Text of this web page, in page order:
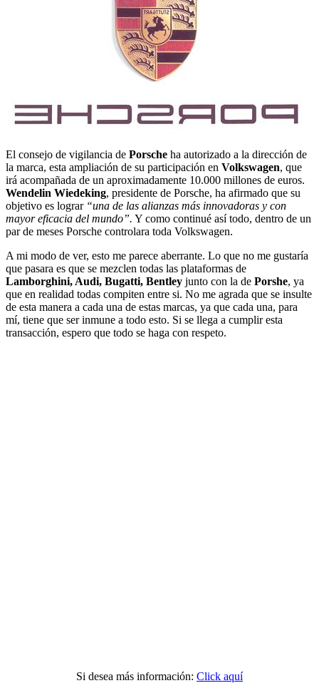
El consejo de vigilancia de Porsche ha autorizado a la dirección de
la marca, esta ampliación de su participación en Volkswagen, que
irá acompañada de un aproximadamente 10.000 millones de euros.
Wendelin Wiedeking, presidente de Porsche, ha afirmado que su
objetivo es lograr “una de las alianzas más innovadoras y con
mayor eficacia del mundo”. Y como continué así todo, dentro de un
par de meses Porsche controlara toda Volkswagen.
A mi modo de ver, esto me parece aberrante. Lo que no me gustaría
que pasara es que se mezclen todas las plataformas de
Lamborghini, Audi, Bugatti, Bentley junto con la de Porshe, ya
que en realidad todas compiten entre si. No me agrada que se insulte
de esta manera a cada una de estas marcas, ya que cada una, para
mí, tiene que ser inmune a todo esto. Si se llega a cumplir esta
transacción, espero que todo se haga con respeto.
Si desea más información: Click aquí